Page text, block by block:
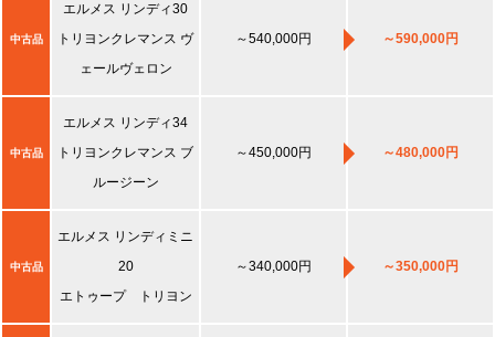
中古品
エルメス リンディ30
トリヨンクレマンス ヴ
ェールヴェロン
～540,000円 ～590,000円
中古品
エルメス リンディ34
トリヨンクレマンス ブ
ルージーン
～450,000円 ～480,000円
中古品
エルメス リンディミニ
20
エトゥープ トリヨン
～340,000円 ～350,000円